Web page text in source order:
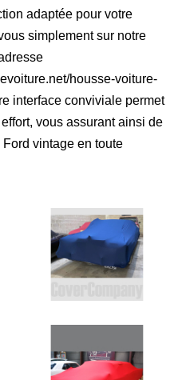
adaptée pour votre
simplement sur notre
housse-voiture-
interface conviviale permet
vous assurant ainsi de
vintage en toute